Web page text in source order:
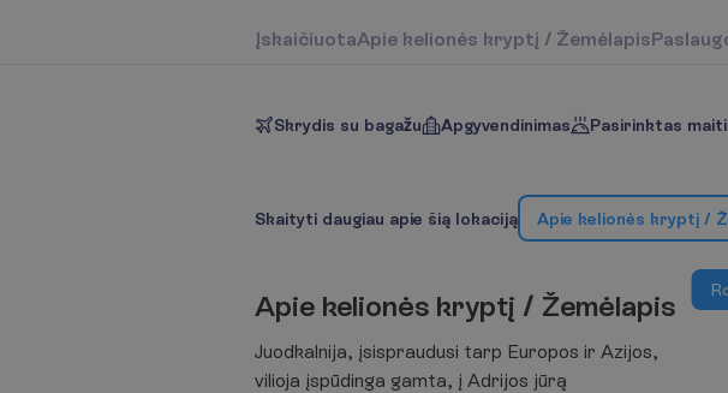
ĮskaičiuotaApie kelionės kryptį / ŽemėlapisPaslaug
Skrydis su bagažu Apgyvendinimas Pasirinktas
Skaityti daugiau apie šią lokaciją Apie kelionės kryptį / Ž
Apie kelionės kryptį / Žemėlapis
Juodkalnija, įsispraudusi tarp Europos ir Azijos,
vilioja įspūdinga gamta, į Adrijos jūrą
R